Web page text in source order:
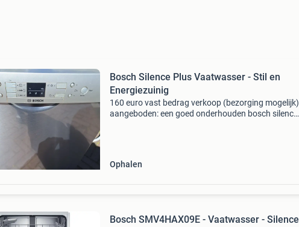
Bosch Silence Plus Vaatwasser - Stil en
Energiezuinig
160 euro vast bedrag verkoop (bezorging mogelijk)
aangeboden: een goed onderhouden bosch silence
Ophalen
Bosch SMV4HAX09E - Vaatwasser - Silence